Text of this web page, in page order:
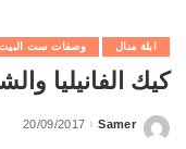
ابلة منال وصفات ست
كيك الفانيليا
Posted
Samer
20/09/2017